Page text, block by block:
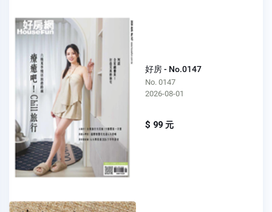
好房 - No.0147
No. 0147
2026-08-01
$ 99 元